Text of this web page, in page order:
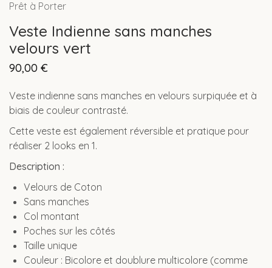
Prêt à Porter
Veste Indienne sans manches
velours vert
90,00 €
Veste indienne sans manches en velours surpiquée et à
biais de couleur contrasté.
Cette veste est également réversible et pratique pour
réaliser 2 looks en 1.
Description :
Velours de Coton
Sans manches
Col montant
Poches sur les côtés
Taille unique
Couleur : Bicolore et doublure multicolore (comme